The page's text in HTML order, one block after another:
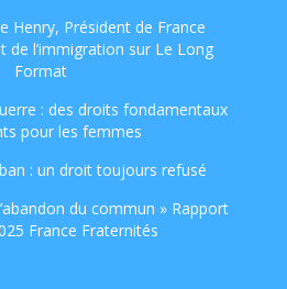
Henry, Président de France
de l’immigration sur Le Long
Format
: des droits fondamentaux
pour les femmes
: un droit toujours refusé
du commun » Rapport
France Fraternités